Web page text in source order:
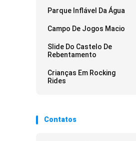
Parque Inflável Da Água
Campo De Jogos Macio
Slide Do Castelo De
Rebentamento
Crianças Em Rocking
Rides
Contatos